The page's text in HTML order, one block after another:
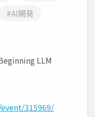
#AI開発
LLM
315969/